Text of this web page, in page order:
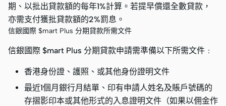
期、以批出貸款額的每年1%計算。若提早償還全數貸款，
亦需支付獲批貸款額的2%罰息。
信銀國際 $mart Plus 分期貸款所需文件
信銀國際 $mart Plus 分期貸款申請需準備以下所需文件﹕
香港身份證、護照、或其他身份證明文件
最近1個月銀行月結單、印有申請人姓名及賬戶號碼的
存摺影印本或其他形式的入息證明文件（如果以佣金作